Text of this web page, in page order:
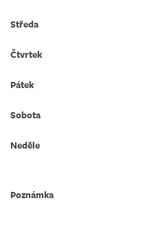
Středa
Čtvrtek
Pátek
Sobota
Neděle
Poznámka